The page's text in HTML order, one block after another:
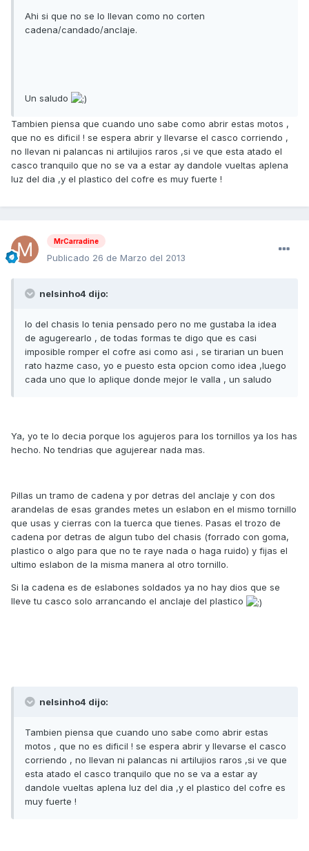
Ahi si que no se lo llevan como no corten
cadena/candado/anclaje.
Un saludo
Tambien piensa que cuando uno sabe como abrir estas motos ,
que no es dificil ! se espera abrir y llevarse el casco corriendo ,
no llevan ni palancas ni artilujios raros ,si ve que esta atado el
casco tranquilo que no se va a estar ay dandole vueltas aplena
luz del dia ,y el plastico del cofre es muy fuerte !
MrCarradine
Publicado 26 de Marzo del 2013
nelsinho4 dijo:
lo del chasis lo tenia pensado pero no me gustaba la idea
de agugerearlo , de todas formas te digo que es casi
imposible romper el cofre asi como asi , se tirarian un buen
rato hazme caso, yo e puesto esta opcion como idea ,luego
cada uno que lo aplique donde mejor le valla , un saludo
Ya, yo te lo decia porque los agujeros para los tornillos ya los has
hecho. No tendrias que agujerear nada mas.
Pillas un tramo de cadena y por detras del anclaje y con dos
arandelas de esas grandes metes un eslabon en el mismo tornillo
que usas y cierras con la tuerca que tienes. Pasas el trozo de
cadena por detras de algun tubo del chasis (forrado con goma,
plastico o algo para que no te raye nada o haga ruido) y fijas el
ultimo eslabon de la misma manera al otro tornillo.
Si la cadena es de eslabones soldados ya no hay dios que se
lleve tu casco solo arrancando el anclaje del plastico
nelsinho4 dijo:
Tambien piensa que cuando uno sabe como abrir estas
motos , que no es dificil ! se espera abrir y llevarse el casco
corriendo , no llevan ni palancas ni artilujios raros ,si ve que
esta atado el casco tranquilo que no se va a estar ay
dandole vueltas aplena luz del dia ,y el plastico del cofre es
muy fuerte !